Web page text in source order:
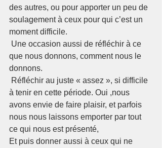
des autres, ou pour apporter un peu de
soulagement à ceux pour qui c’est un
moment difficile.
que nous donnons, comment nous le
donnons.
à tenir en cette période. Oui ,nous
avons envie de faire plaisir, et parfois
nous nous laissons emporter par tout
ce qui nous est présenté,
Et puis donner aussi à ceux qui ne